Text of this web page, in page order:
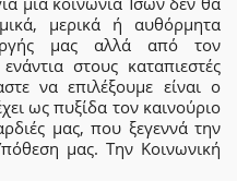
μερικά ή αυθόρμητα
μας αλλά από τον
στους καταπιεστές
να επιλέξουμε είναι ο
ως πυξίδα τον καινούριο
μας, που ξεγεννά την
μας. Την Κοινωνική